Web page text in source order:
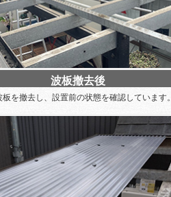
波板撤去後
板を撤去し、設置前の状態を確認しています。